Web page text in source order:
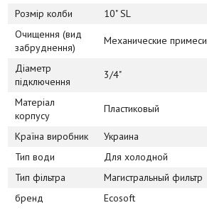
Розмір колби
10" SL
Очищення (вид
забруднення)
Механические примеси
Діаметр
підключення
3/4"
Матеріал
корпусу
Пластиковый
Країна виробник
Украина
Тип води
Для холодной
Тип фільтра
Магистральный фильтр
бренд
Ecosoft